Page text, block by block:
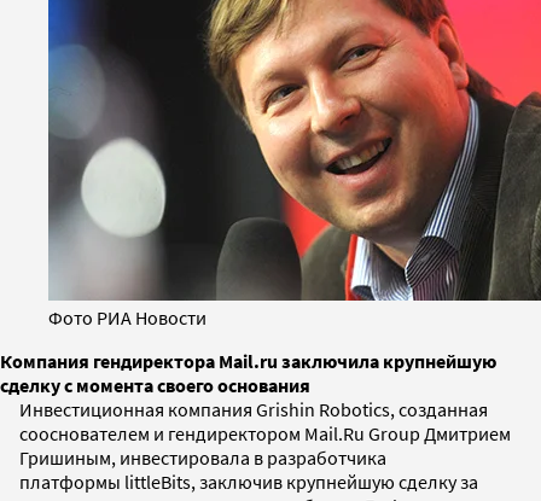
Фото РИА Новости
Компания гендиректора Mail.ru заключила крупнейшую
сделку с момента своего основания
Инвестиционная компания Grishin Robotics, созданная
сооснователем и гендиректором Mail.Ru Group Дмитрием
Гришиным, инвестировала в разработчика
платформы littleBits, заключив крупнейшую сделку за